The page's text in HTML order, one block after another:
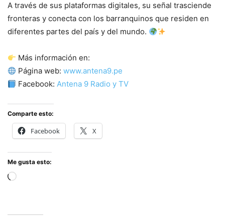
A través de sus plataformas digitales, su señal trasciende
fronteras y conecta con los barranquinos que residen en
diferentes partes del país y del mundo.
Más información en:
Página web:www.antena9.pe
Facebook:Antena 9 Radio y TV
Comparte esto:
Facebook X
Me gusta esto:
Cargando...